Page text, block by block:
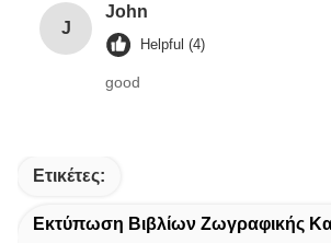
J
John
Helpful (4)
good
Ετικέτες:
Εκτύπωση Βιβλίων Ζωγραφικής